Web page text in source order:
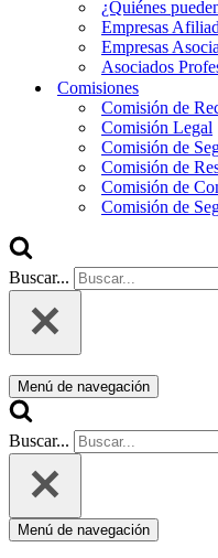
¿Quiénes
Empresas
Empresas
Asociados
Comisiones
Comisión de
Comisión Legal
Comisión de
Comisión de
Comisión de
Comisión de
Buscar...
Menú de navegación
Buscar...
Menú de navegación